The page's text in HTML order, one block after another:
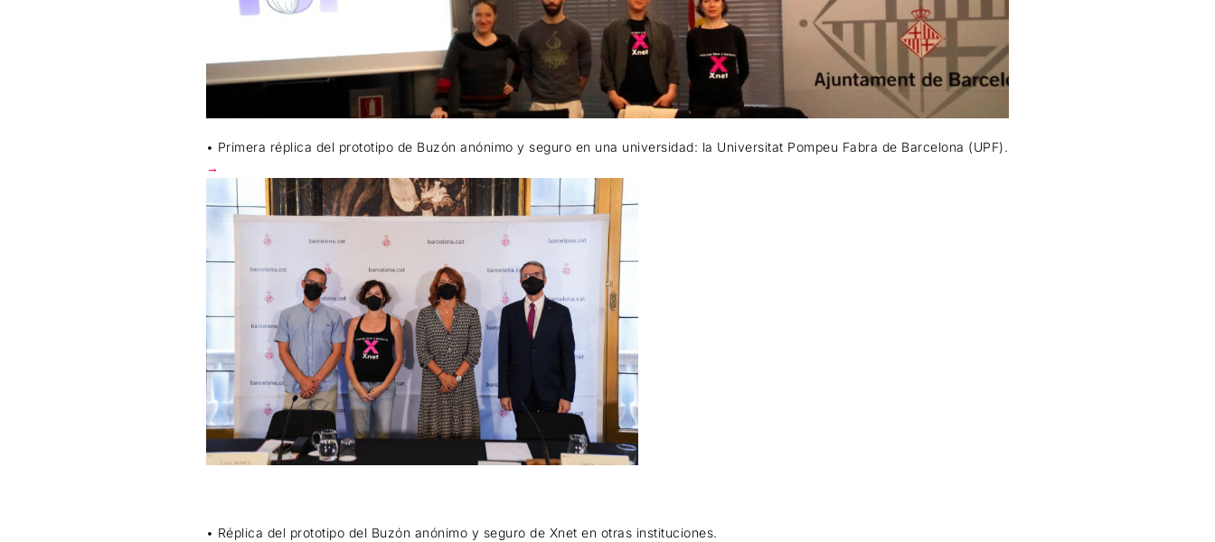
• Primera réplica del prototipo de Buzón anónimo y seguro en una universidad: la Universitat Pompeu Fabra de Barcelona (UPF).
→
• Réplica del prototipo del Buzón anónimo y seguro de Xnet en otras instituciones.